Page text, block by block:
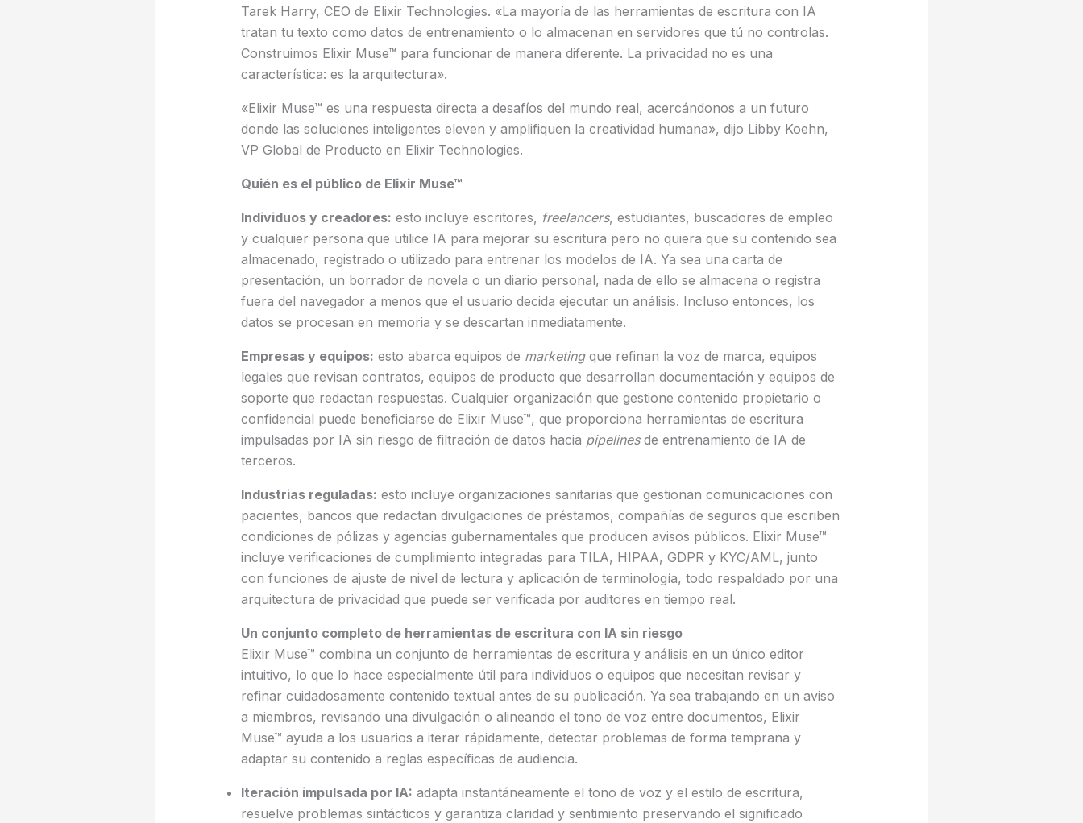
Tarek Harry, CEO de Elixir Technologies. «La mayoría de las herramientas de escritura con IA
tratan tu texto como datos de entrenamiento o lo almacenan en servidores que tú no controlas.
Construimos Elixir Muse™ para funcionar de manera diferente. La privacidad no es una
característica: es la arquitectura».
«Elixir Muse™ es una respuesta directa a desafíos del mundo real, acercándonos a un futuro
donde las soluciones inteligentes eleven y amplifiquen la creatividad humana», dijo Libby Koehn,
VP Global de Producto en Elixir Technologies.
Quién es el público de Elixir Muse™
Individuos y creadores: esto incluye escritores, freelancers, estudiantes, buscadores de empleo
y cualquier persona que utilice IA para mejorar su escritura pero no quiera que su contenido sea
almacenado, registrado o utilizado para entrenar los modelos de IA. Ya sea una carta de
presentación, un borrador de novela o un diario personal, nada de ello se almacena o registra
fuera del navegador a menos que el usuario decida ejecutar un análisis. Incluso entonces, los
datos se procesan en memoria y se descartan inmediatamente.
Empresas y equipos: esto abarca equipos de marketing que refinan la voz de marca, equipos
legales que revisan contratos, equipos de producto que desarrollan documentación y equipos de
soporte que redactan respuestas. Cualquier organización que gestione contenido propietario o
confidencial puede beneficiarse de Elixir Muse™, que proporciona herramientas de escritura
impulsadas por IA sin riesgo de filtración de datos hacia pipelinesde entrenamiento de IA de
terceros.
Industrias reguladas: esto incluye organizaciones sanitarias que gestionan comunicaciones con
pacientes, bancos que redactan divulgaciones de préstamos, compañías de seguros que escriben
condiciones de pólizas y agencias gubernamentales que producen avisos públicos. Elixir Muse™
incluye verificaciones de cumplimiento integradas para TILA, HIPAA, GDPR y KYC/AML, junto
con funciones de ajuste de nivel de lectura y aplicación de terminología, todo respaldado por una
arquitectura de privacidad que puede ser verificada por auditores en tiempo real.
Un conjunto completo de herramientas de escritura con IA sin riesgo
Elixir Muse™ combina un conjunto de herramientas de escritura y análisis en un único editor
intuitivo, lo que lo hace especialmente útil para individuos o equipos que necesitan revisar y
refinar cuidadosamente contenido textual antes de su publicación. Ya sea trabajando en un aviso
a miembros, revisando una divulgación o alineando el tono de voz entre documentos, Elixir
Muse™ ayuda a los usuarios a iterar rápidamente, detectar problemas de forma temprana y
adaptar su contenido a reglas específicas de audiencia.
Iteración impulsada por IA: adapta instantáneamente el tono de voz y el estilo de escritura,
resuelve problemas sintácticos y garantiza claridad y sentimiento preservando el significado